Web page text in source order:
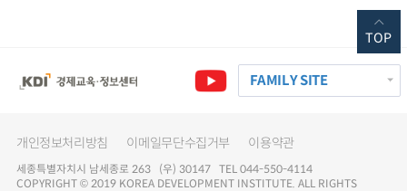
FAMILY SITE
개인정보처리방침 이메일무단수집거부 이용약관
세종특별자치시 남세종로 263 (우) 30147 TEL 044-550-4114
COPYRIGHT © 2019 KOREA DEVELOPMENT INSTITUTE. ALL RIGHTS
TOP